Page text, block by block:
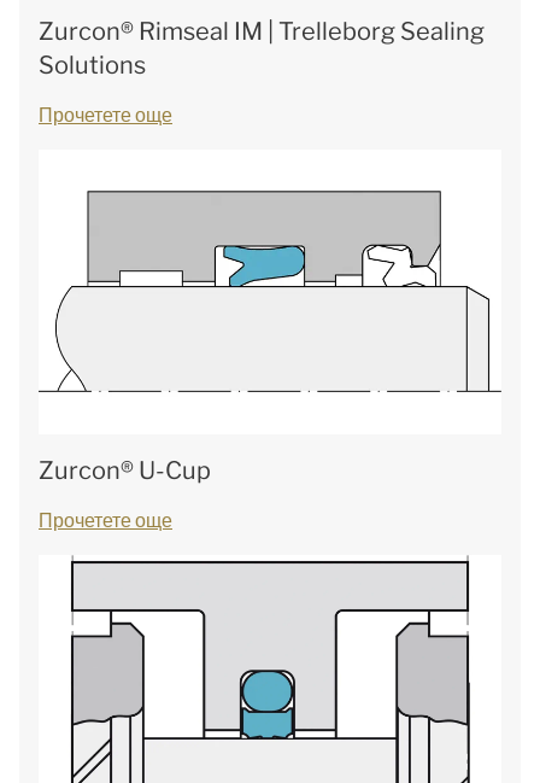
Zurcon® Rimseal IM | Trelleborg Sealing
Solutions
Прочетете още
Zurcon® U-Cup
Прочетете още